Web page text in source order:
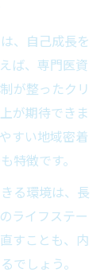
、自己成長を
ば、専門医資
が整ったクリ
が期待できま
すい地域密着
特徴です。
る環境は、長
ライフステー
すことも、内
でしょう。